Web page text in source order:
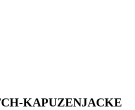
KAPUZENJACKE